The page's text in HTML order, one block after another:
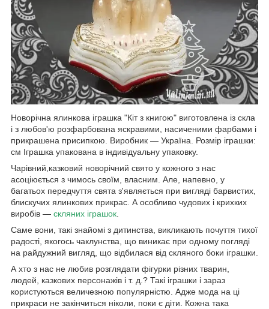
Новорічна ялинкова іграшка "Кіт з книгою" виготовлена із скла
і з любов'ю розфарбована яскравими, насиченими фарбами і
прикрашена присипкою. Виробник ― Україна. Розмір іграшки:
см Іграшка упакована в індивідуальну упаковку.
Чарівний,казковий новорічний свято у кожного з нас
асоціюється з чимось своїм, власним. Але, напевно, у
багатьох передчуття свята з'являється при вигляді барвистих,
блискучих ялинкових прикрас. А особливо чудових і крихких
виробів ― скляних іграшок.
Саме вони, такі знайомі з дитинства, викликають почуття тихої
радості, якогось чаклунства, що виникає при одному погляді
на райдужний вигляд, що відбилася від скляного боки іграшки.
А хто з нас не любив розглядати фігурки різних тварин,
людей, казкових персонажів і т. д.? Такі іграшки і зараз
користуються величезною популярністю. Адже мода на ці
прикраси не закінчиться ніколи, поки є діти. Кожна така